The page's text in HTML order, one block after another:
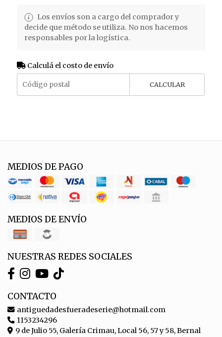
Los envíos son a cargo del comprador y
decide que método se utiliza. No nos hacemos
responsables por la logística.
Calculá el costo de envío
CALCULAR
MEDIOS DE PAGO
MEDIOS DE ENVÍO
NUESTRAS REDES SOCIALES
CONTACTO
antiguedadesfueradeserie@hotmail.com
1153234296
9 de Julio 55, Galería Crimau, Local 56, 57 y 58, Bernal